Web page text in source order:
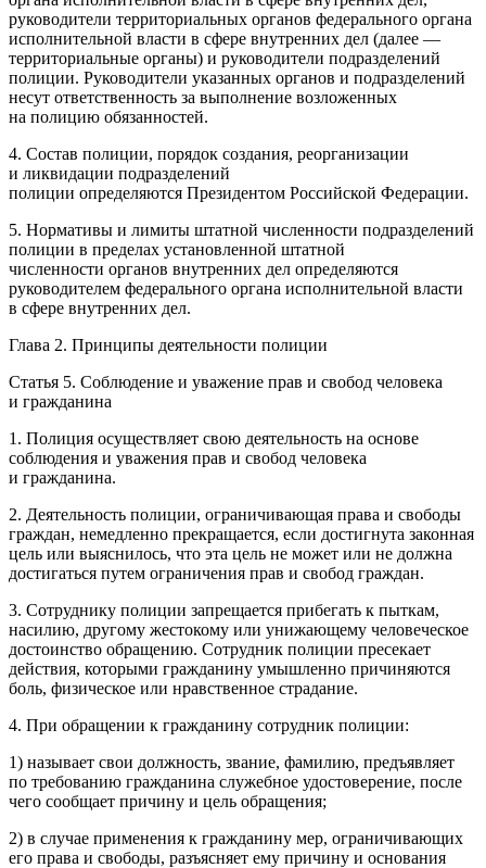
руководители территориальных органов федерального органа
исполнительной власти в сфере внутренних дел (далее —
территориальные органы) и руководители подразделений
полиции. Руководители указанных органов и подразделений
несут ответственность за выполнение возложенных
на полицию обязанностей.
4. Состав полиции, порядок создания, реорганизации
и ликвидации подразделений
полиции определяются Президентом Российской Федерации.
5. Нормативы и лимиты штатной численности подразделений
полиции в пределах установленной штатной
численности органов внутренних дел определяются
руководителем федерального органа исполнительной власти
в сфере внутренних дел.
Глава 2. Принципы деятельности полиции
Статья 5. Соблюдение и уважение прав и свобод человека
и гражданина
1. Полиция осуществляет свою деятельность на основе
соблюдения и уважения прав и свобод человека
и гражданина.
2. Деятельность полиции, ограничивающая права и свободы
граждан, немедленно прекращается, если достигнута законная
цель или выяснилось, что эта цель не может или не должна
достигаться путем ограничения прав и свобод граждан.
3. Сотруднику полиции запрещается прибегать к пыткам,
насилию, другому жестокому или унижающему человеческое
достоинство обращению. Сотрудник полиции пресекает
действия, которыми гражданину умышленно причиняются
боль, физическое или нравственное страдание.
4. При обращении к гражданину сотрудник полиции:
1) называет свои должность, звание, фамилию, предъявляет
по требованию гражданина служебное удостоверение, после
чего сообщает причину и цель обращения;
2) в случае применения к гражданину мер, ограничивающих
его права и свободы, разъясняет ему причину и основания